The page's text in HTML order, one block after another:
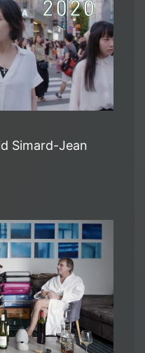
Simard-Jean